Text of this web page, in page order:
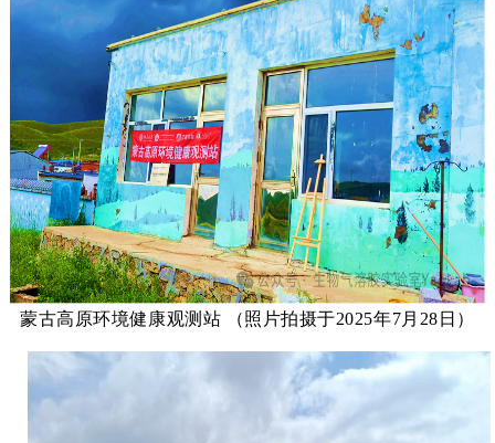
蒙古高原环境健康观测站 （照片拍摄于2025年7月28日）